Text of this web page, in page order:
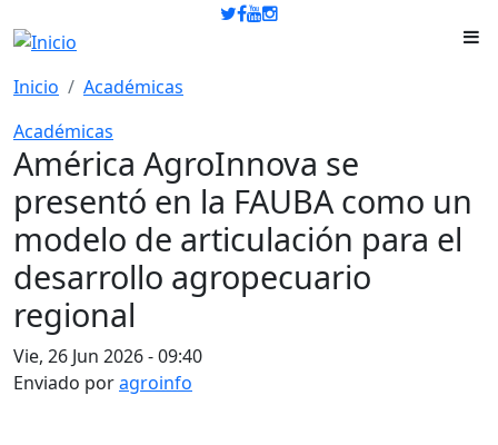
Pasar al contenido principal
Inicio
Académicas
Académicas
América AgroInnova se
presentó en la FAUBA como un
modelo de articulación para el
desarrollo agropecuario
regional
Vie, 26 Jun 2026 - 09:40
Enviado poragroinfo